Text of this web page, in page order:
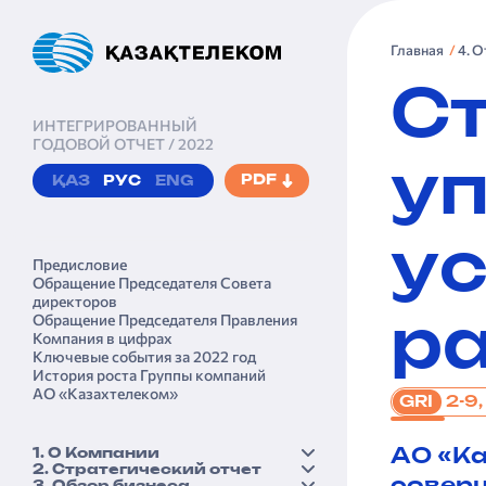
ИНТЕГРИРОВАННЫЙ
ГОДОВОЙ ОТЧЕТ / 2022
ҚАЗ РУС ENG PDF
Предисловие
Обращение Председателя Совета
директоров
Обращение Председателя Правления
Компания в цифрах
Ключевые события за 2022 год
История роста Группы компаний
АО «Казах­телеком»
1. О Компании
Краткий профиль
2. Стратегический отчет
Главная 4.
GRI 2-9,
АО